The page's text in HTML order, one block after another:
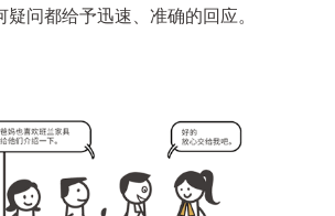
疑问都给予迅速、准确的回应。